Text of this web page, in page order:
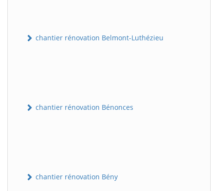
chantier rénovation Belmont-Luthézieu
chantier rénovation Bénonces
chantier rénovation Bény